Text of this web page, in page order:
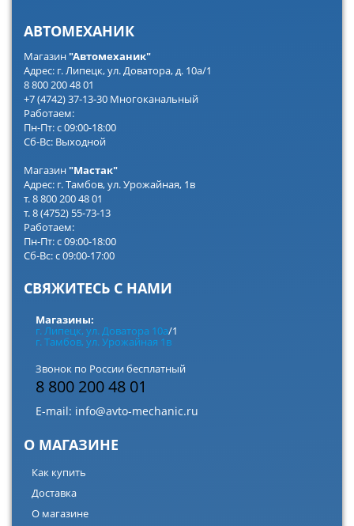
АВТОМЕХАНИК
Магазин"Автомеханик"
Адрес: г. Липецк, ул. Доватора, д. 10а/1
8 800 200 48 01
+7 (4742) 37-13-30 Многоканальный
Работаем:
Пн-Пт: с 09:00-18:00
Сб-Вс: Выходной
Магазин"Мастак"
Адрес: г. Тамбов, ул. Урожайная, 1в
т. 8 800 200 48 01
т. 8 (4752) 55-73-13
Работаем:
Пн-Пт: с 09:00-18:00
Сб-Вс: с 09:00-17:00
СВЯЖИТЕСЬ С НАМИ
Магазины:
г. Липецк, ул. Доватора 10а/1
г. Тамбов, ул. Урожайная 1в
Звонок по России бесплатный
8 800 200 48 01
E-mail: info@avto-mechanic.ru
О МАГАЗИНЕ
Как купить
Доставка
О магазине